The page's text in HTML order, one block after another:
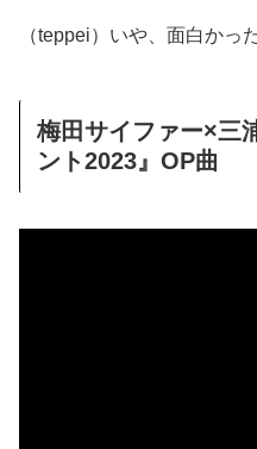
（teppei）いや、面白かっ
梅田サイファー×三
ント2023』OP曲